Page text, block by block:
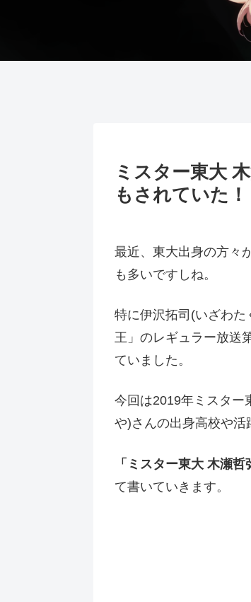
ミスター東大
もされていた！
最近、東大出身の方々
も多いですしね。
特に伊沢拓司(いざわ
王」のレギュラー放送
ていました。
今回は2019年ミスター
や)さんの出身高校や活
「ミスター東大 木瀬
て書いていきます。